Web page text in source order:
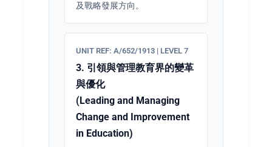
及戰略發展方向。
UNIT REF: A/652/1913 | LEVEL 7
3. 引領與管理教育界的變革
與優化
(Leading and Managing
Change and Improvement
in Education)